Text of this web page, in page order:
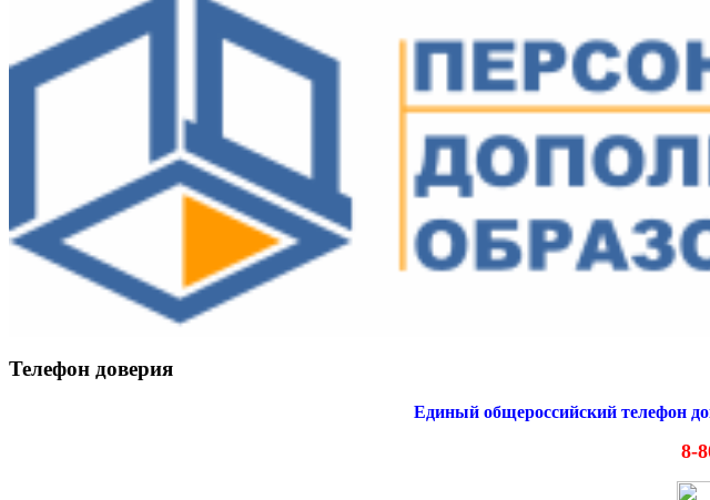
Телефон доверия
Единый общероссийский телефон
8-